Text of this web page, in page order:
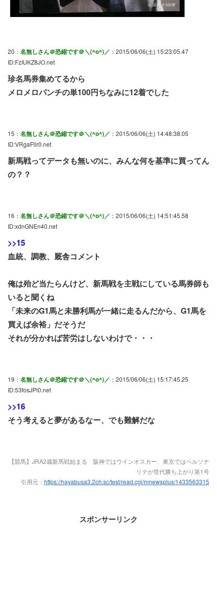
20： 名無しさん＠恐縮です＠＼(^o^)／ ：2015/06/06(土) 15:23:05.47
ID:FzIUKZ8JO.net
珍名馬券集めてるから
メロメロパンチの単100円ちなみに12着でした
15： 名無しさん＠恐縮です＠＼(^o^)／ ：2015/06/06(土) 14:48:38.05
ID:VRgaFllr0.net
新馬戦ってデータも無いのに、みんな何を基準に買ってん
の？？
16： 名無しさん＠恐縮です＠＼(^o^)／ ：2015/06/06(土) 14:51:45.58
ID:xdnGNEn40.net
>>15
血統、調教、厩舎コメント
俺は殆ど当たらんけど、新馬戦を主戦にしている馬券師も
いると聞くね
「未来のG1馬と未勝利馬が一緒に走るんだから、G1馬を
買えば余裕」だそうだ
それが分かれば苦労はしないわけで・・・
19： 名無しさん＠恐縮です＠＼(^o^)／ ：2015/06/06(土) 15:17:45.25
ID:53fosJPl0.net
>>16
そう考えると夢があるなー、でも難解だな
【競馬】JRA2歳新馬戦始まる 阪神ではウインオスカー、東京ではペルソナ
リテが世代勝ち上がり第1号
引用元： https://hayabusa3.2ch.sc/test/read.cgi/mnewsplus/1433563315
スポンサーリンク